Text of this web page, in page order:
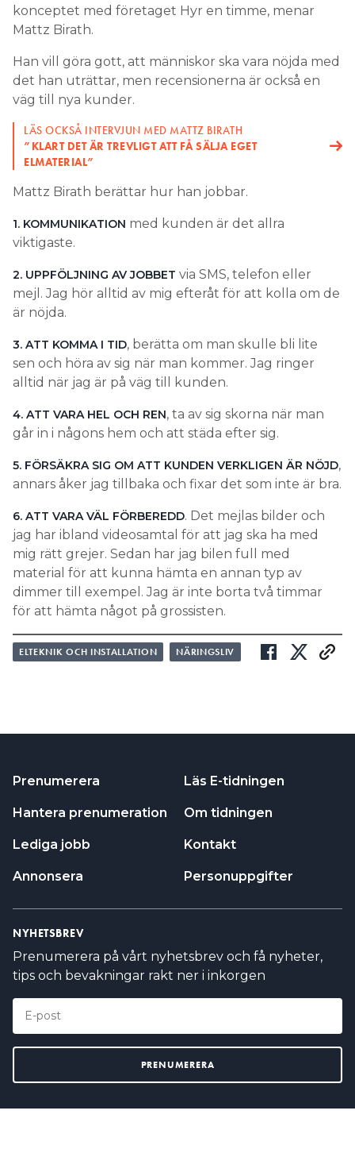
konceptet med företaget Hyr en timme, menar
Mattz Birath.
Han vill göra gott, att människor ska vara nöjda med
det han uträttar, men recensionerna är också en
väg till nya kunder.
LÄS OCKSÅ INTERVJUN MED MATTZ BIRATH
”KLART DET ÄR TREVLIGT ATT FÅ SÄLJA EGET
ELMATERIAL”
Mattz Birath berättar hur han jobbar.
1. KOMMUNIKATION med kunden är det allra
viktigaste.
2. UPPFÖLJNING AV JOBBET via SMS, telefon eller
mejl. Jag hör alltid av mig efteråt för att kolla om de
är nöjda.
3. ATT KOMMA I TID, berätta om man skulle bli lite
sen och höra av sig när man kommer. Jag ringer
alltid när jag är på väg till kunden.
4. ATT VARA HEL OCH REN, ta av sig skorna när man
går in i någons hem och att städa efter sig.
5. FÖRSÄKRA SIG OM ATT KUNDEN VERKLIGEN ÄR NÖJD,
annars åker jag tillbaka och fixar det som inte är bra.
6. ATT VARA VÄL FÖRBEREDD. Det mejlas bilder och
jag har ibland videosamtal för att jag ska ha med
mig rätt grejer. Sedan har jag bilen full med
material för att kunna hämta en annan typ av
dimmer till exempel. Jag är inte borta två timmar
för att hämta något på grossisten.
ELTEKNIK OCH INSTALLATION NÄRINGSLIV
Prenumerera
Hantera prenumeration
Lediga jobb
Annonsera
Läs E-tidningen
Om tidningen
Kontakt
Personuppgifter
NYHETSBREV
Prenumerera på vårt nyhetsbrev och få nyheter,
tips och bevakningar rakt ner i inkorgen